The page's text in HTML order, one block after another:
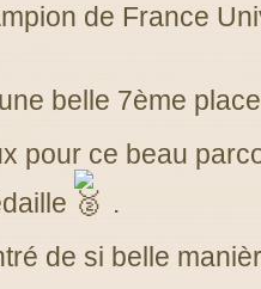
de France
belle 7ème
pour ce beau
.
de si belle